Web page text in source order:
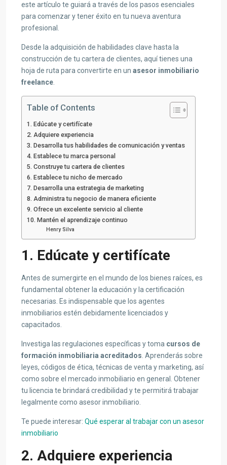
este artículo te guiará a través de los pasos esenciales
para comenzar y tener éxito en tu nueva aventura
profesional.
Desde la adquisición de habilidades clave hasta la
construcción de tu cartera de clientes, aquí tienes una
hoja de ruta para convertirte en un asesor inmobiliario
freelance
Table of Contents
1. Edúcate y certifícate
2. Adquiere experiencia
3. Desarrolla tus habilidades de comunicación y ventas
4. Establece tu marca personal
5. Construye tu cartera de clientes
6. Establece tu nicho de mercado
7. Desarrolla una estrategia de marketing
8. Administra tu negocio de manera eficiente
9. Ofrece un excelente servicio al cliente
10. Mantén el aprendizaje continuo
Henry Silva
1. Edúcate y certifícate
Antes de sumergirte en el mundo de los bienes raíces, es
fundamental obtener la educación y la certificación
necesarias. Es indispensable que los agentes
inmobiliarios estén debidamente licenciados y
capacitados.
Investiga las regulaciones específicas y toma cursos de
formación inmobiliaria acreditados . Aprenderás sobre
leyes, códigos de ética, técnicas de venta y marketing, así
como sobre el mercado inmobiliario en general. Obtener
tu licencia te brindará credibilidad y te permitirá trabajar
legalmente como asesor inmobiliario.
Te puede interesar: Qué esperar al trabajar con un asesor
inmobiliario
2. Adquiere experiencia